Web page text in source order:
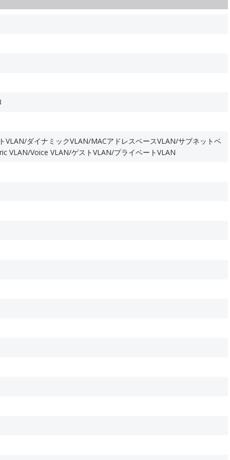
VLAN/ダイナミックVLAN/MACアドレスベースVLAN/サブネットベ
VLAN/Voice VLAN/ゲストVLAN/プライベートVLAN